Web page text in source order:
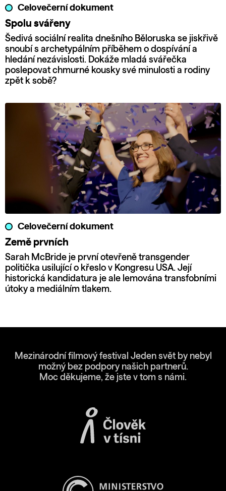
Celovečerní dokument
Spolu svářeny
Šedivá sociální realita dnešního Běloruska se jiskřivě
snoubí s archetypálním příběhem o dospívání a
hledání nezávislosti. Dokáže mladá svářečka
poslepovat chmurné kousky své minulosti a rodiny
zpět k sobě?
Celovečerní dokument
Země prvních
Sarah McBride je první otevřeně transgender
politička usilující o křeslo v Kongresu USA. Její
historická kandidatura je ale lemována transfobními
útoky a mediálním tlakem.
Mezinárodní filmový festival Jeden svět by nebyl
možný bez podpory našich partnerů.
Moc děkujeme, že jste v tom s námi.